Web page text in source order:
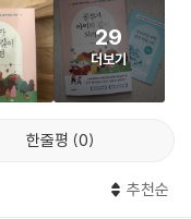
는지 돌아보게 한다.
에서는 아이의 인생을 위
실패 앞에서 부모가 보여
을 길러주는 법 등을 교육
마련해 학부모들이 가장 궁
29
더보기
한줄평 0
추천순